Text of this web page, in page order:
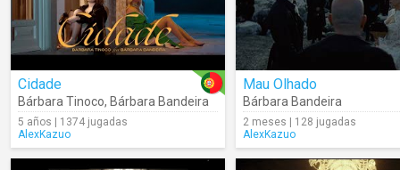
Cidade
Bárbara Tinoco, Bárbara Bandeira
5 años | 1374 jugadas
AlexKazuo
Mau Olhado
Bárbara Bandeira
2 meses | 128 jugadas
AlexKazuo